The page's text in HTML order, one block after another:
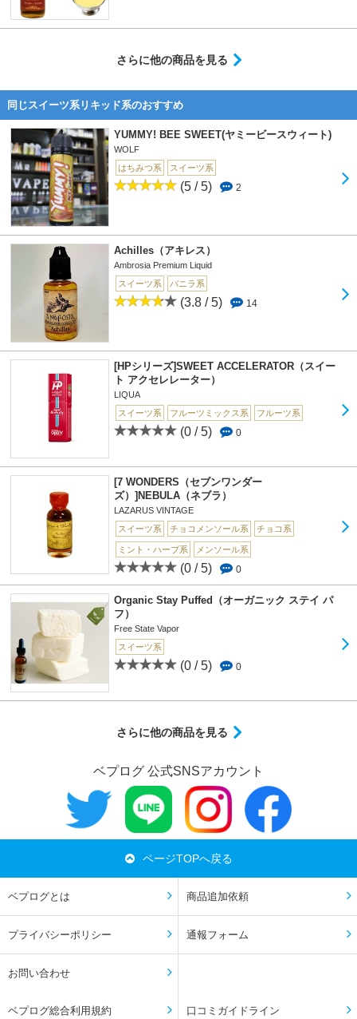
さらに他の商品を見る
同じスイーツ系リキッド系のおすすめ
YUMMY! BEE SWEET(ヤミービースウィート)
WOLF
はちみつ系
スイーツ系
(5 / 5) 2
Achilles（アキレス）
Ambrosia Premium Liquid
スイーツ系
バニラ系
(3.8 / 5) 14
[HPシリーズ]SWEET ACCELERATOR（スイー
ト アクセレレーター）
LIQUA
スイーツ系
フルーツミックス系 フルーツ系
(0 / 5) 0
[7 WONDERS（セブンワンダー
ズ）]NEBULA（ネブラ）
LAZARUS VINTAGE
スイーツ系
チョコメンソール系 チョコ系
ミント・ハーブ系 メンソール系
(0 / 5) 0
Organic Stay Puffed（オーガニック ステイ パ
フ）
Free State Vapor
スイーツ系
(0 / 5) 0
さらに他の商品を見る
ベプログ 公式SNSアカウント
ページTOPへ戻る
ベプログとは 商品追加依頼
プライバシーポリシー 通報フォーム
お問い合わせ
ベプログ総合利用規約 口コミガイドライン